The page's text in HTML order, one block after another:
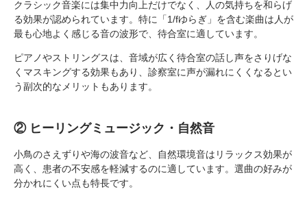
クラシック音楽には集中力向上だけでなく、人の気持ちを和らげ
る効果が認められています。特に「1/fゆらぎ」を含む楽曲は人が
最も心地よく感じる音の波形で、待合室に適しています。
ピアノやストリングスは、音域が広く待合室の話し声をさりげな
くマスキングする効果もあり、診察室に声が漏れにくくなるとい
う副次的なメリットもあります。
② ヒーリングミュージック・自然音
小鳥のさえずりや海の波音など、自然環境音はリラックス効果が
高く、患者の不安感を軽減するのに適しています。選曲の好みが
分かれにくい点も特長です。